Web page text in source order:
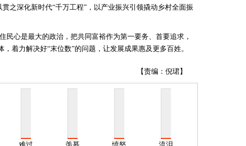
之深化新时代“千万工程”，以产业振兴引领撬动乡村全面振
民心是最大的政治，把共同富裕作为第一要务、首要追求，
，着力解决好“末位数”的问题，让发展成果惠及更多百姓。
【责编：倪珺】